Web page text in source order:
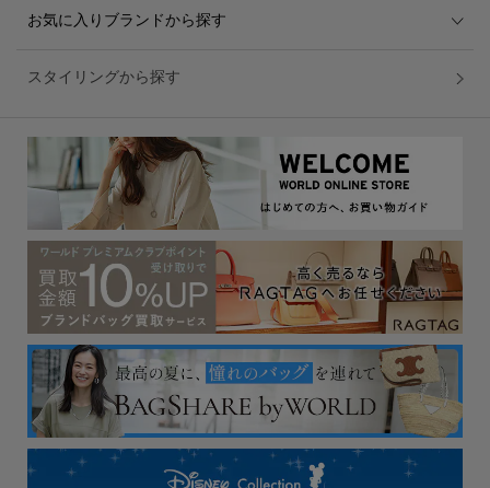
お気に入りブランドから探す
スタイリングから探す